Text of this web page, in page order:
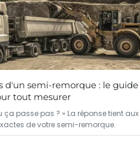
d'un semi-remorque : le guide
tout mesurer
ça passe pas ? » La réponse tient aux
de votre semi-remorque.